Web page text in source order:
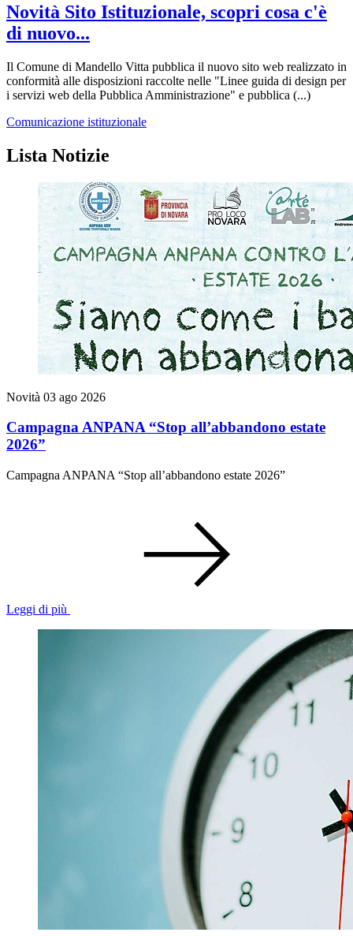
Novità Sito Istituzionale, scopri cosa c'è
di nuovo...
Il Comune di Mandello Vitta pubblica il nuovo sito web realizzato in
conformità alle disposizioni raccolte nelle "Linee guida di design per
i servizi web della Pubblica Amministrazione" e pubblica (...)
Comunicazione istituzionale
Lista Notizie
Novità 03 ago 2026
Campagna ANPANA “Stop all’abbandono estate
2026”
Campagna ANPANA “Stop all’abbandono estate 2026”
Leggi di più